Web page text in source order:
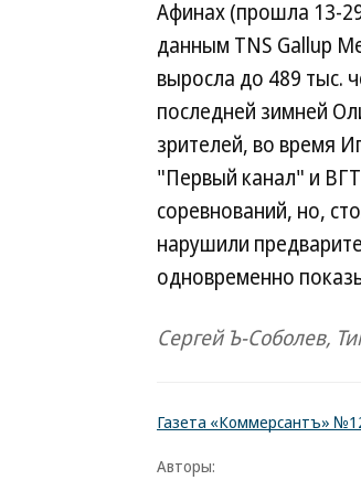
Афинах (прошла 13-
данным TNS Gallup
выросла до 489 тыс.
последней зимней
зрителей, во время
"Первый канал" и
соревнований, но,
нарушили
одновременно
Сергей Ъ-Соболев,
Газета «Коммерсантъ»
Авторы: